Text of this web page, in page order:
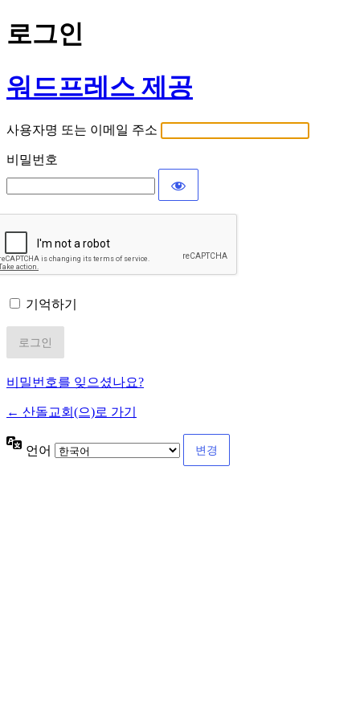
로그인
워드프레스 제공
사용자명 또는 이메일 주소
비밀번호
기억하기
비밀번호를 잊으셨나요?
← 산돌교회(으)로 가기
언어